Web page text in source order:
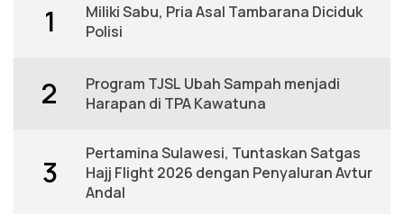
1
Miliki Sabu, Pria Asal Tambarana Diciduk
Polisi
2
Program TJSL Ubah Sampah menjadi
Harapan di TPA Kawatuna
3
Pertamina Sulawesi, Tuntaskan Satgas
Hajj Flight 2026 dengan Penyaluran Avtur
Andal